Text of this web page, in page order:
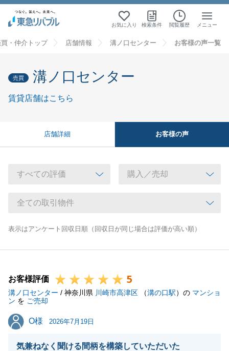
お気に入り 検索条件 閲覧履歴 メニュー
・仲介トップ 店舗情報 溝ノ口センター お客様の声一覧
売買 溝ノ口センター
賃貸店舗はこちら
店舗詳細 お客様の声
表示はアンケート回収日順（回収日が同じ場合は評価が高い順）
お客様評価 5
溝ノ口センター / 神奈川県 川崎市高津区 （溝の口駅）の マンショ
ン を ご売却
O様
O様 2026年7月19日
気兼ねなく聞ける間柄を構築していただいた